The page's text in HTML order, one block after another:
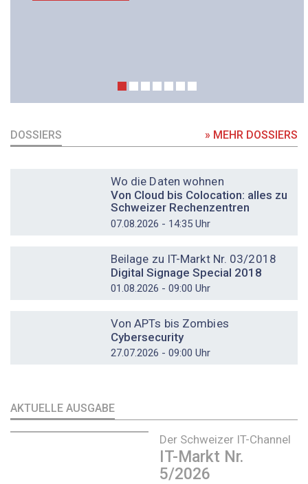
DOSSIERS » MEHR DOSSIERS
Wo die Daten wohnen
Von Cloud bis Colocation: alles zu
Schweizer Rechenzentren
07.08.2026 - 14:35 Uhr
Beilage zu IT-Markt Nr. 03/2018
Digital Signage Special 2018
01.08.2026 - 09:00 Uhr
Von APTs bis Zombies
Cybersecurity
27.07.2026 - 09:00 Uhr
AKTUELLE AUSGABE
Der Schweizer IT-Channel
IT-Markt Nr.
5/2026